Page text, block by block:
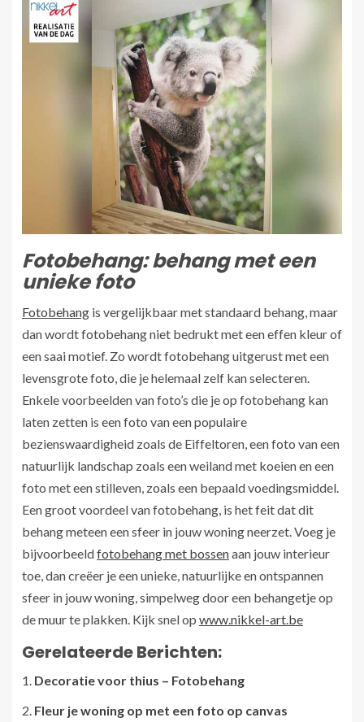
Fotobehang: behang met een
unieke foto
Fotobehang is vergelijkbaar met standaard behang, maar
dan wordt fotobehang niet bedrukt met een effen kleur of
een saai motief. Zo wordt fotobehang uitgerust met een
levensgrote foto, die je helemaal zelf kan selecteren.
Enkele voorbeelden van foto’s die je op fotobehang kan
laten zetten is een foto van een populaire
bezienswaardigheid zoals de Eiffeltoren, een foto van een
natuurlijk landschap zoals een weiland met koeien en een
foto met een stilleven, zoals een bepaald voedingsmiddel.
Een groot voordeel van fotobehang, is het feit dat dit
behang meteen een sfeer in jouw woning neerzet. Voeg je
bijvoorbeeldfotobehang met bossenaan jouw interieur
toe, dan creëer je een unieke, natuurlijke en ontspannen
sfeer in jouw woning, simpelweg door een behangetje op
de muur te plakken. Kijk snel op www.nikkel-art.be
Gerelateerde Berichten:
Decoratie voor thius – Fotobehang
Fleur je woning op met een foto op canvas